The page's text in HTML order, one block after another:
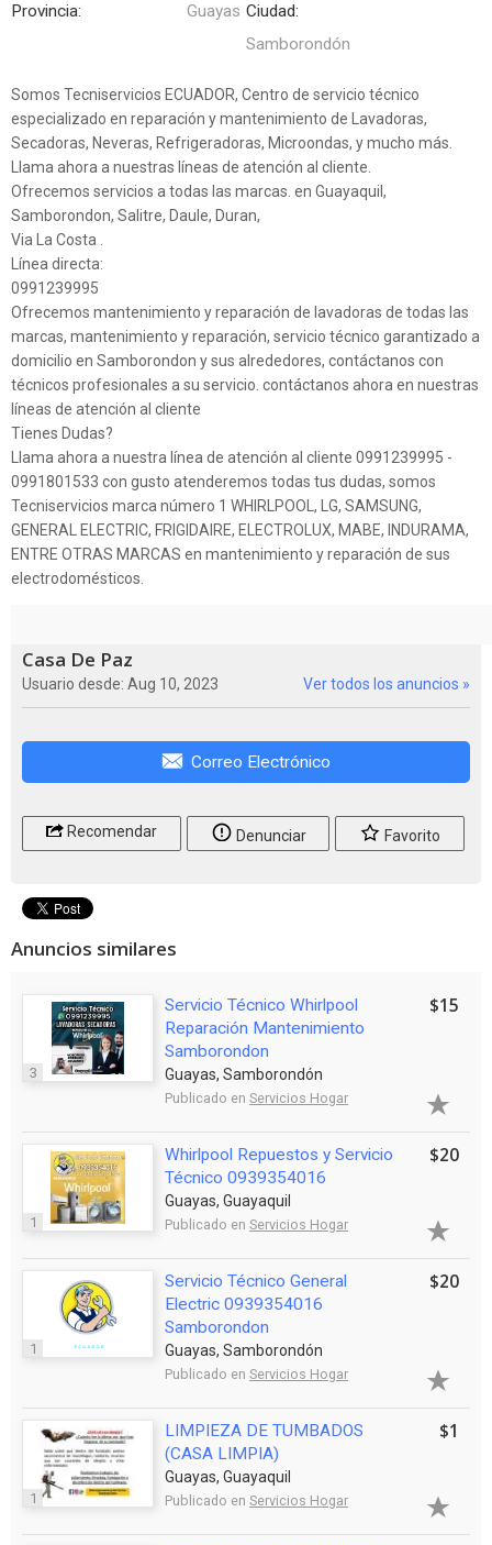
Provincia: Guayas Ciudad:
Samborondón
Somos Tecniservicios ECUADOR, Centro de servicio técnico
especializado en reparación y mantenimiento de Lavadoras,
Secadoras, Neveras, Refrigeradoras, Microondas, y mucho más.
Llama ahora a nuestras líneas de atención al cliente.
Ofrecemos servicios a todas las marcas. en Guayaquil,
Samborondon, Salitre, Daule, Duran,
Via La Costa .
Línea directa:
0991239995
Ofrecemos mantenimiento y reparación de lavadoras de todas las
marcas, mantenimiento y reparación, servicio técnico garantizado a
domicilio en Samborondon y sus alrededores, contáctanos con
técnicos profesionales a su servicio. contáctanos ahora en nuestras
líneas de atención al cliente
Tienes Dudas?
Llama ahora a nuestra línea de atención al cliente 0991239995 -
0991801533 con gusto atenderemos todas tus dudas, somos
Tecniservicios marca número 1 WHIRLPOOL, LG, SAMSUNG,
GENERAL ELECTRIC, FRIGIDAIRE, ELECTROLUX, MABE, INDURAMA,
ENTRE OTRAS MARCAS en mantenimiento y reparación de sus
electrodomésticos.
Casa De Paz
Usuario desde: Aug 10, 2023 Ver todos los anuncios »
Correo Electrónico
Recomendar Denunciar Favorito
Anuncios similares
3
Servicio Técnico Whirlpool
Reparación Mantenimiento
Samborondon
Guayas, Samborondón
Publicado en Servicios Hogar
$15
1
Whirlpool Repuestos y Servicio
Técnico 0939354016
Guayas, Guayaquil
Publicado en Servicios Hogar
$20
1
Servicio Técnico General
Electric 0939354016
Samborondon
Guayas, Samborondón
Publicado en Servicios Hogar
$20
1
LIMPIEZA DE TUMBADOS
(CASA LIMPIA)
Guayas, Guayaquil
Publicado en Servicios Hogar
$1